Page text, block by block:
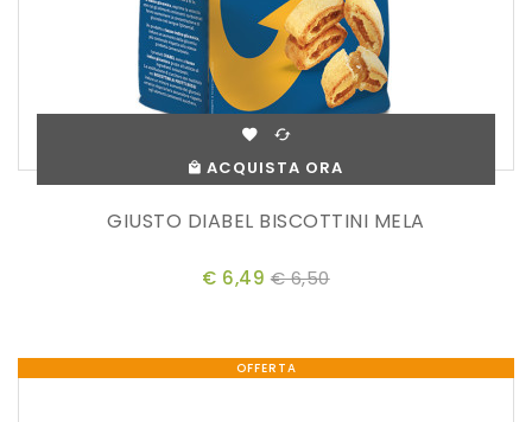
ACQUISTA ORA
GIUSTO DIABEL BISCOTTINI MELA
€ 6,49 € 6,50
OFFERTA